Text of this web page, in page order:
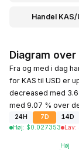
Handel KAS/
Diagram
Fra og med i dag
for KAS til USD er
decreased med
med 9.07 % over
24H 7D 14D
Høj: $0.027353 Lav: